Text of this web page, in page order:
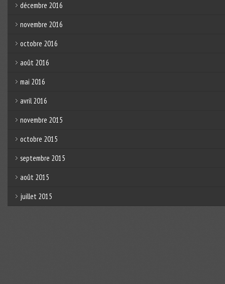
décembre 2016
novembre 2016
octobre 2016
août 2016
mai 2016
avril 2016
novembre 2015
octobre 2015
septembre 2015
août 2015
juillet 2015